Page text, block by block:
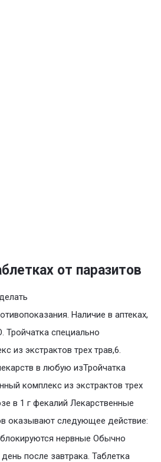
от паразитов
Наличие в аптеках,
Тройчатка специально
из экстрактов трех трав,6.
в любую изТройчатка
комплекс из экстрактов трех
в 1 г фекалий Лекарственные
оказывают следующее действие:
нервные Обычно
после завтрака. Таблетка